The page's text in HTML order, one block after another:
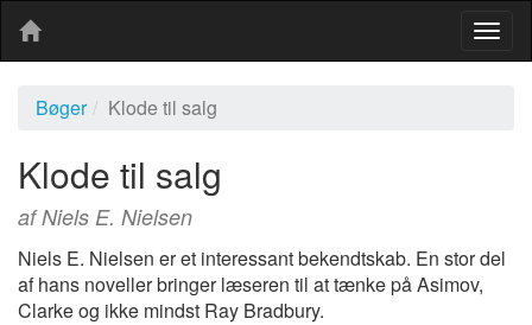
Bøger
Klode til salg
Klode til salg
af Niels E. Nielsen
Niels E. Nielsen er et interessant bekendtskab. En stor del
af hans noveller bringer læseren til at tænke på Asimov,
Clarke og ikke mindst Ray Bradbury.